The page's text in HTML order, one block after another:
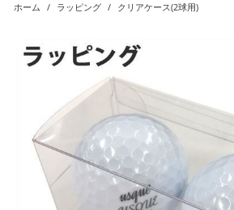
ホーム / ラッピング / クリアケース(2球用)